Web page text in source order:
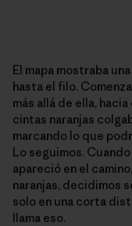
El mapa mostraba
hasta el filo.
más allá de ella,
cintas naranjas
marcando lo que
Lo seguimos.
apareció en el
naranjas, decidimos
solo en una corta
llama eso.